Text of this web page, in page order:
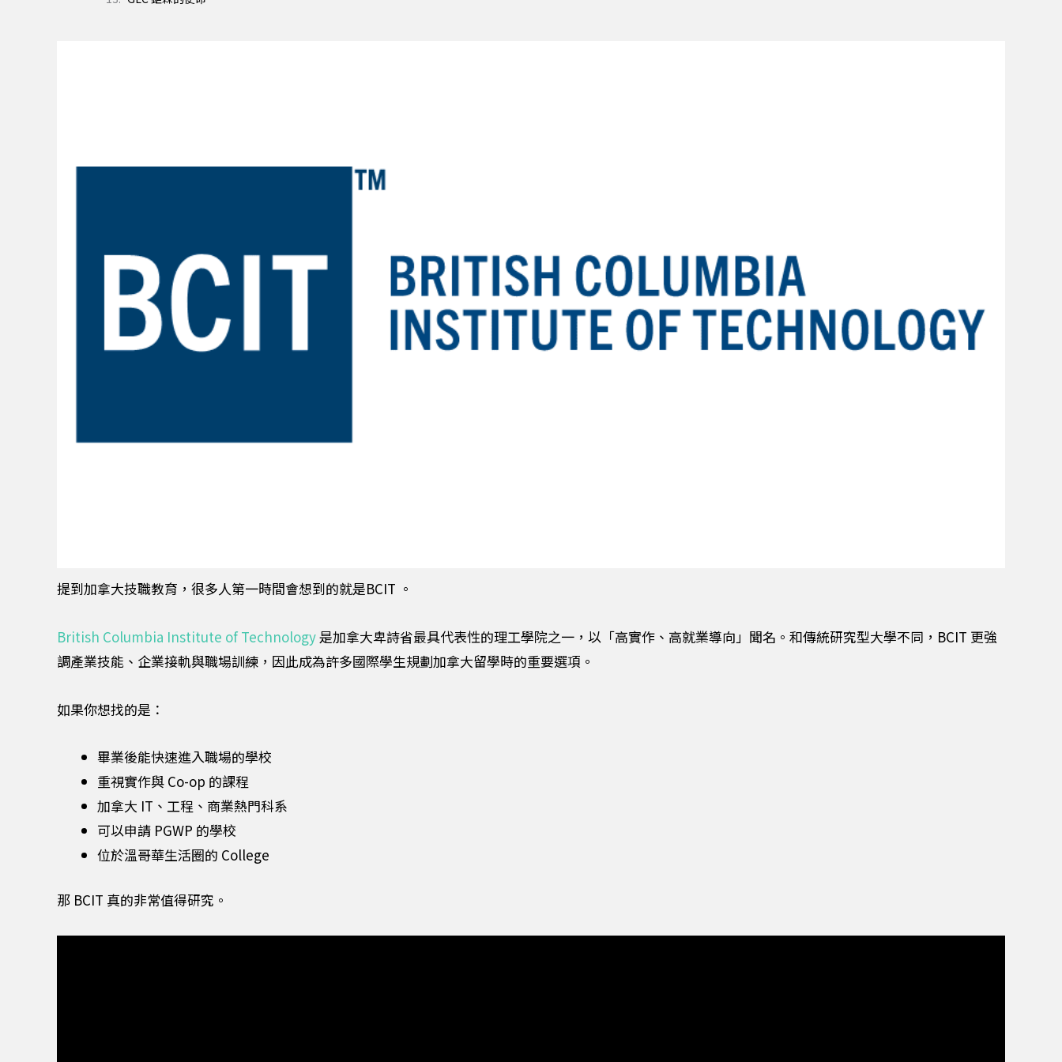
提到加拿大技職教育，很多人第一時間會想到的就是BCIT 。
British Columbia Institute of Technology是加拿大卑詩省最具代表性的理工學院之一，以「高實作、高就業導向」聞名。和傳統研究型大學不同，BCIT 更強
調產業技能、企業接軌與職場訓練，因此成為許多國際學生規劃加拿大留學時的重要選項。
如果你想找的是：
畢業後能快速進入職場的學校
重視實作與 Co-op 的課程
加拿大 IT、工程、商業熱門科系
可以申請 PGWP 的學校
位於溫哥華生活圈的 College
那 BCIT 真的非常值得研究。